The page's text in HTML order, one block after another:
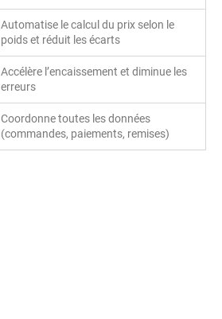
Automatise le calcul du prix selon le
poids et réduit les écarts
Accélère l’encaissement et diminue les
erreurs
Coordonne toutes les données
(commandes, paiements, remises)